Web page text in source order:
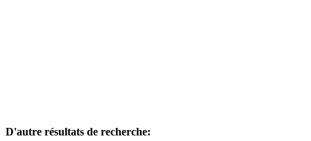
D'autre résultats de recherche: